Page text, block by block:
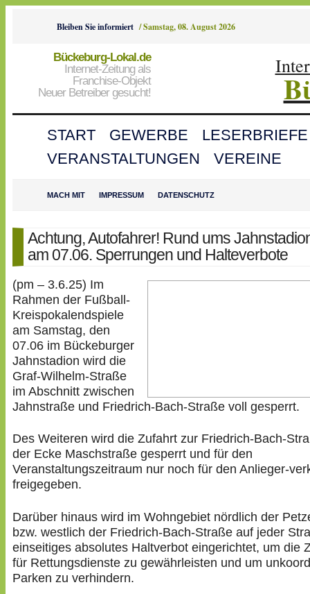
Bleiben Sie informiert /Samstag, 08. August 2026
Bückeburg-Lokal.de
Internet-Zeitung als
Franchise-Objekt
Neuer Betreiber gesucht!
START GEWERBE
LESERBRIEFE
VERANSTALTUNGEN
VEREINE
MACH MIT IMPRESSUM DATENSCHUTZ
Achtung, Autofahrer! Rund ums
am 07.06. Sperrungen und Halteverbote
(pm – 3.6.25) Im
Rahmen der Fußball-
Kreispokalendspiele
am Samstag, den
07.06 im Bückeburger
Jahnstadion wird die
Graf-Wilhelm-Straße
im Abschnitt zwischen
Jahnstraße und Friedrich-Bach-Straße voll gesperrt.
Des Weiteren wird die Zufahrt zur Friedrich-Bach-
der Ecke Maschstraße gesperrt und für den
Veranstaltungszeitraum nur noch für den Anlieger-
freigegeben.
Darüber hinaus wird im Wohngebiet nördlich der
bzw. westlich der Friedrich-Bach-Straße auf jeder
einseitiges absolutes Haltverbot eingerichtet, um die
für Rettungsdienste zu gewährleisten und um
Parken zu verhindern.